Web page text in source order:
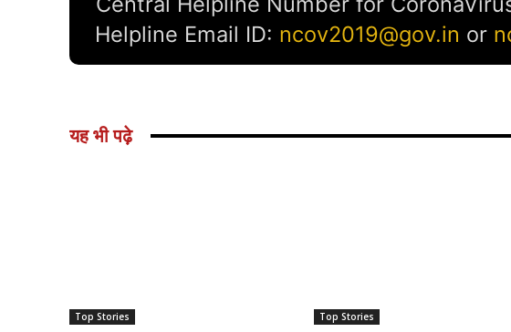
यह भी पढ़े
Top Stories Top Stories